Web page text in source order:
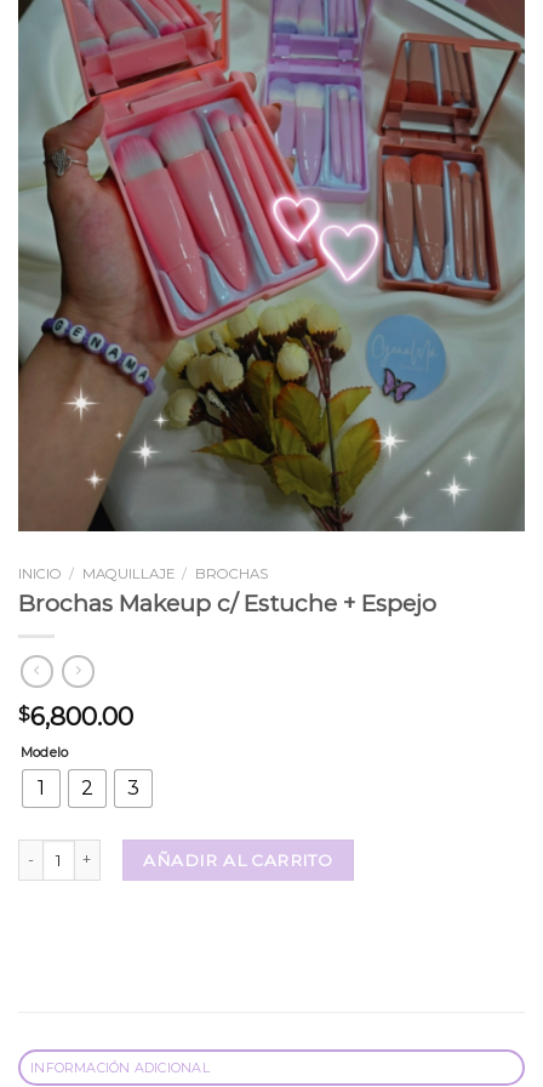
INICIO / MAQUILLAJE / BROCHAS
Brochas Makeup c/ Estuche + Espejo
$6,800.00
Modelo
1 2 3
Brochas Makeup c/ Estuche + Espejo cantidad
AÑADIR AL CARRITO
INFORMACIÓN ADICIONAL